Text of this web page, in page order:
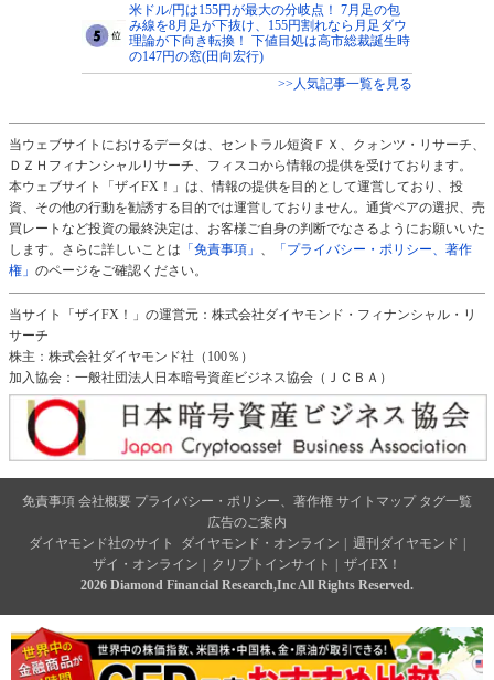
米ドル/円は155円が最大の分岐点！ 7月足の包
み線を8月足が下抜け、155円割れなら月足ダウ
理論が下向き転換！ 下値目処は高市総裁誕生時
の147円の窓(田向宏行)
>>人気記事一覧を見る
当ウェブサイトにおけるデータは、セントラル短資ＦＸ、クォンツ・リサーチ、
ＤＺＨフィナンシャルリサーチ、フィスコから情報の提供を受けております。
本ウェブサイト「ザイFX！」は、情報の提供を目的として運営しており、投
資、その他の行動を勧誘する目的では運営しておりません。通貨ペアの選択、売
買レートなど投資の最終決定は、お客様ご自身の判断でなさるようにお願いいた
します。さらに詳しいことは 「免責事項」 、
「プライバシー・ポリシー、著作
権」 のページをご確認ください。
当サイト「ザイFX！」の運営元：株式会社ダイヤモンド・フィナンシャル・リ
サーチ
株主：株式会社ダイヤモンド社（100％）
加入協会：一般社団法人日本暗号資産ビジネス協会（ＪＣＢＡ）
免責事項 会社概要 プライバシー・ポリシー、著作権 サイトマップ タグ一覧
広告のご案内
ダイヤモンド社のサイト
ダイヤモンド・オンライン 週刊ダイヤモンド
ザイ・オンライン
クリプトインサイト
ザイFX！
2026 Diamond Financial Research,Inc All Rights Reserved.